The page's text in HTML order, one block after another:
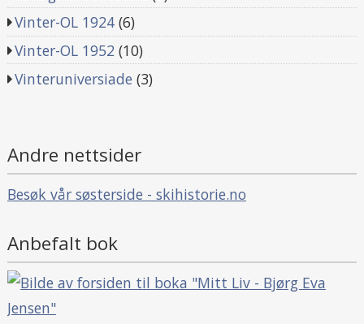
Vinter-OL 1924 (6)
Vinter-OL 1952 (10)
Vinteruniversiade (3)
Andre nettsider
Besøk vår søsterside - skihistorie.no
Anbefalt bok